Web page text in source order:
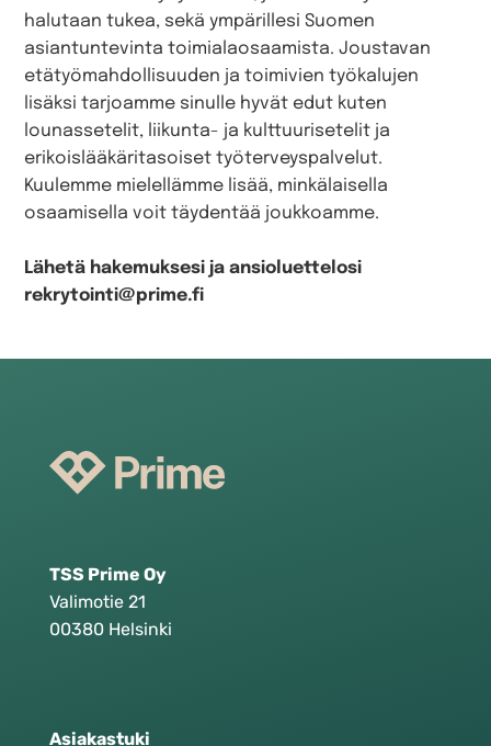
halutaan tukea, sekä ympärillesi Suomen
asiantuntevinta toimialaosaamista. Joustavan
etätyömahdollisuuden ja toimivien työkalujen
lisäksi tarjoamme sinulle hyvät edut kuten
lounassetelit, liikunta- ja kulttuurisetelit ja
erikoislääkäritasoiset työterveyspalvelut.
Kuulemme mielellämme lisää, minkälaisella
osaamisella voit täydentää joukkoamme.
Lähetä hakemuksesi ja ansioluettelosi
rekrytointi@prime.fi
TSS Prime Oy
Valimotie 21
00380 Helsinki
Asiakastuki